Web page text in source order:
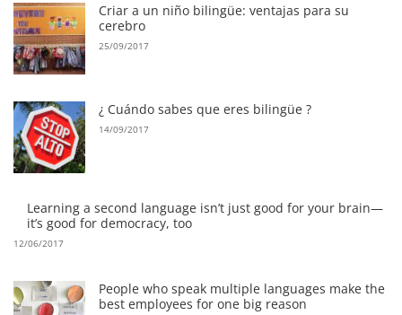
Criar a un niño bilingüe: ventajas para su
cerebro
25/09/2017
¿ Cuándo sabes que eres bilingüe ?
14/09/2017
Learning a second language isn’t just good for your brain—
it’s good for democracy, too
12/06/2017
People who speak multiple languages make the
best employees for one big reason